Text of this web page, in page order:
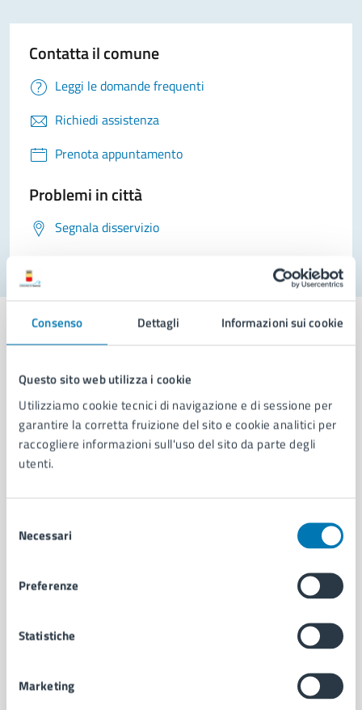
Consenso Dettagli Informazioni sui cookie
Questo sito web utilizza i cookie
Utilizziamo cookie tecnici di navigazione e di sessione per
garantire la corretta fruizione del sito e cookie analitici per
raccogliere informazioni sull'uso del sito da parte degli
utenti.
delNecessari
Preferenze
Statistiche
Marketing
Contatta il comune
Leggi le domande frequenti
Richiedi assistenza
Prenota appuntamento
Problemi in città
Segnala disservizio
Comune di Napoli
AMMINISTRAZIONE
Aree amministrative
Enti e fondazioni
Personale amministrativo
Documenti e dati
Ambiente